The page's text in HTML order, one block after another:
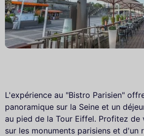
L'expérience au "Bistro Parisien"
panoramique sur la Seine et un
au pied de la Tour Eiffel. Profitez de
sur les monuments parisiens et d'un